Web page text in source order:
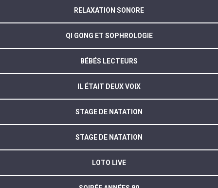
RELAXATION SONORE
QI GONG ET SOPHROLOGIE
BÉBÉS LECTEURS
IL ÉTAIT DEUX VOIX
STAGE DE NATATION
STAGE DE NATATION
LOTO LIVE